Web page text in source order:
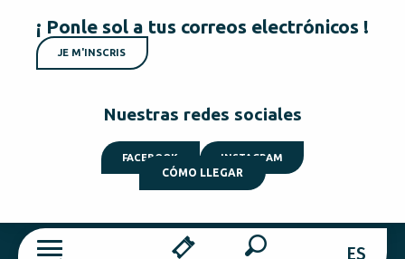
ES
¡ Ponle sol a tus correos electrónicos !
JE M'INSCRIS
Nuestras redes sociales
FACEBOOK INSTAGRAM
CÓMO LLEGAR